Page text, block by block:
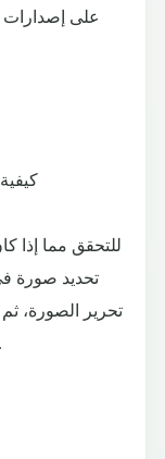
على إصدارات
للتحقق مما إذا
تحديد صورة
تحرير الصورة،
إذا كان قد تم تحميل الصورة على الخادم.